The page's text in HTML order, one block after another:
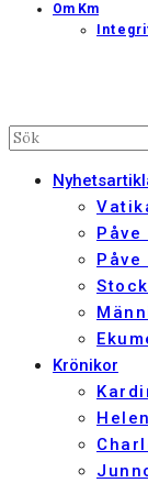
Om Km
Påve
Påve
Krönikor